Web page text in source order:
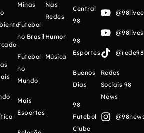
Minas
Futebol
no Brasil
Futebol
no
Mundo
Mais
Esportes
Nas
Redes
Humor
Música
Central
98
98
Esportes
Buenos
Días
98
Futebol
Clube
Redes
Sociais 98
News